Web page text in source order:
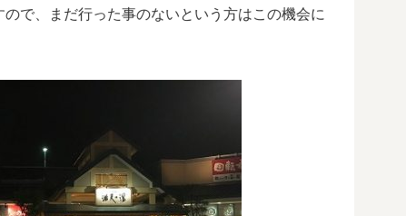
で、まだ行った事のないという方はこの機会に